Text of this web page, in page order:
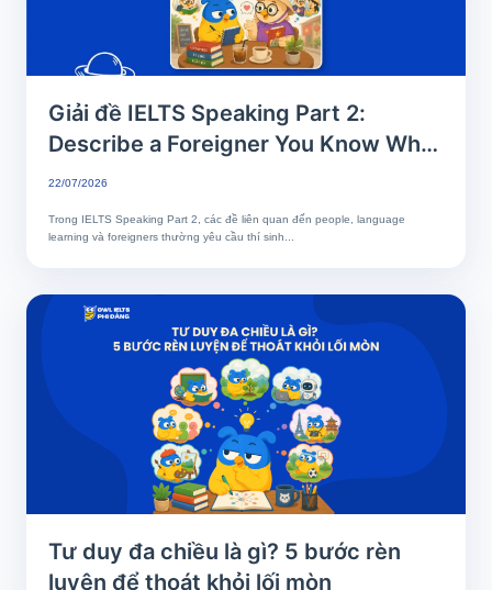
Giải đề IELTS Speaking Part 2:
Describe a Foreigner You Know Who
Speaks Your Language Well
22/07/2026
Trong IELTS Speaking Part 2, các đề liên quan đến people, language
learning và foreigners thường yêu cầu thí sinh...
Tư duy đa chiều là gì? 5 bước rèn
luyện để thoát khỏi lối mòn